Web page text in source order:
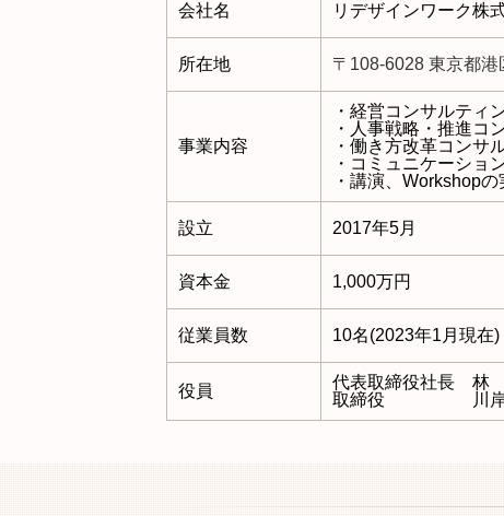
会社名 リデザインワーク株
所在地 〒108-6028 東京都
事業内容
・経営コンサルティ
・人事戦略・推進コ
・ 働き方改革コンサ
・コミュニケーショ
・講演、Workshopの
設立 2017年5月
資本金 1,000万円
従業員数 10名(2023年1月現在)
役員
代表取締役社長
取締役 川岸